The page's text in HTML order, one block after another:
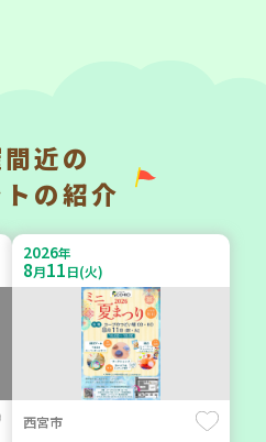
神戸市東灘区
ティールームすみれ会」
（毎月第2金曜日）
カフェ・つどい場
2026年
近の
の紹介
2026年
8月11日(火)
西宮市